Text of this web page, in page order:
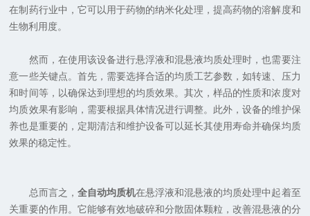
在制药行业中，它可以用于药物的纳米化处理，提高药物的溶解度和
生物利用度。
然而，在使用该设备进行悬浮液和混悬液均质处理时，也需要注
意一些关键点。首先，需要选择合适的均质工艺参数，如转速、压力
和时间等，以确保达到理想的均质效果。其次，样品的性质和浓度对
均质效果有影响，需要根据具体情况进行调整。此外，设备的维护保
养也是重要的，定期清洁和维护设备可以延长其使用寿命并确保均质
效果的稳定性。
总而言之， 全自动均质机在悬浮液和混悬液的均质处理中起着至
关重要的作用。它能够有效地破碎和分散固体颗粒，改善混悬液的分